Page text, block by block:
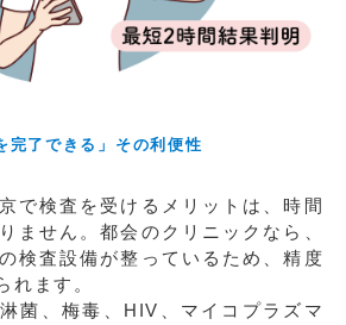
完了できる」その利便性
で検査を受けるメリットは、時間
ません。都会のクリニックなら、
検査設備が整っているため、精度
れます。
菌、梅毒、HIV、マイコプラズマ